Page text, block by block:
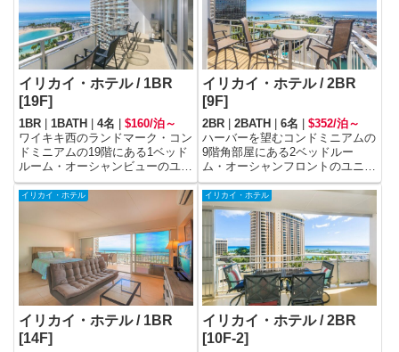
イリカイ・ホテル / 1BR
[19F]
1BR | 1BATH | 4名 | $160/泊～
ワイキキ西のランドマーク・コン
ドミニアムの19階にある1ベッド
ルーム・オーシャンビューのユニ
ットです。
イリカイ・ホテル / 2BR
[9F]
2BR| 2BATH| 6名 | $352/泊～
ハーバーを望むコンドミニアムの
9階角部屋にある2ベッドルー
ム・オーシャンフロントのユニッ
トです。
イリカイ・ホテル
イリカイ・ホテル / 1BR
[14F]
イリカイ・ホテル
イリカイ・ホテル / 2BR
[10F-2]